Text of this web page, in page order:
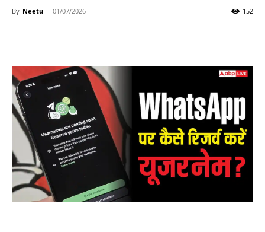
By Neetu - 01/07/2026 152